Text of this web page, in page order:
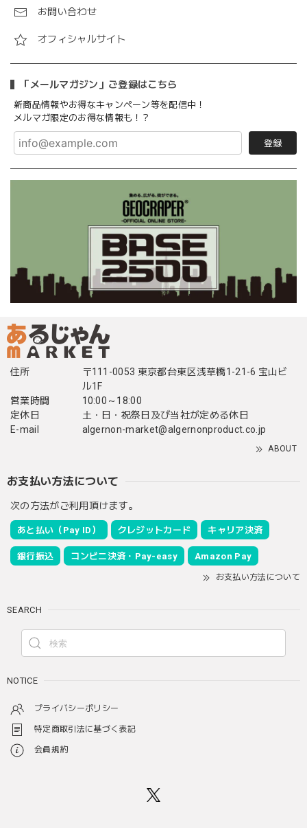
お問い合わせ
オフィシャルサイト
「メールマガジン」ご登録はこちら
新商品情報やお得なキャンペーン等を配信中！
メルマガ限定のお得な情報も！？
登録
住所
〒111-0053 東京都台東区浅草橋1-21-6 宝山ビ
ル1F
営業時間
10:00～18:00
定休日
土・日・祝祭日及び当社が定める休日
E-mail
algernon-market@algernonproduct.co.jp
ABOUT
お支払い方法について
次の方法がご利用頂けます。
あと払い（Pay ID） クレジットカード キャリア決済
銀行振込 コンビニ決済・Pay-easy Amazon Pay
お支払い方法について
SEARCH
NOTICE
プライバシーポリシー
特定商取引法に基づく表記
会員規約